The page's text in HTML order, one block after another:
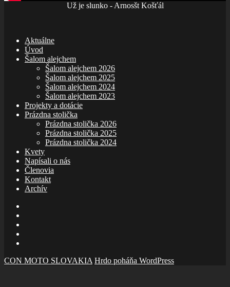
Už je slunko - Arnosšt Košťál
Aktuálne
Úvod
Šalom alejchem
Šalom alejchem 2026
Šalom alejchem 2025
Šalom alejchem 2024
Šalom alejchem 2023
Projekty a dotácie
Prázdna stolička
Prázdna stolička 2026
Prázdna stolička 2025
Prázdna stolička 2024
Kvety
Napísali o nás
Členovia
Kontakt
Archív
CON MOTO SLOVAKIA Hrdo poháňa WordPress